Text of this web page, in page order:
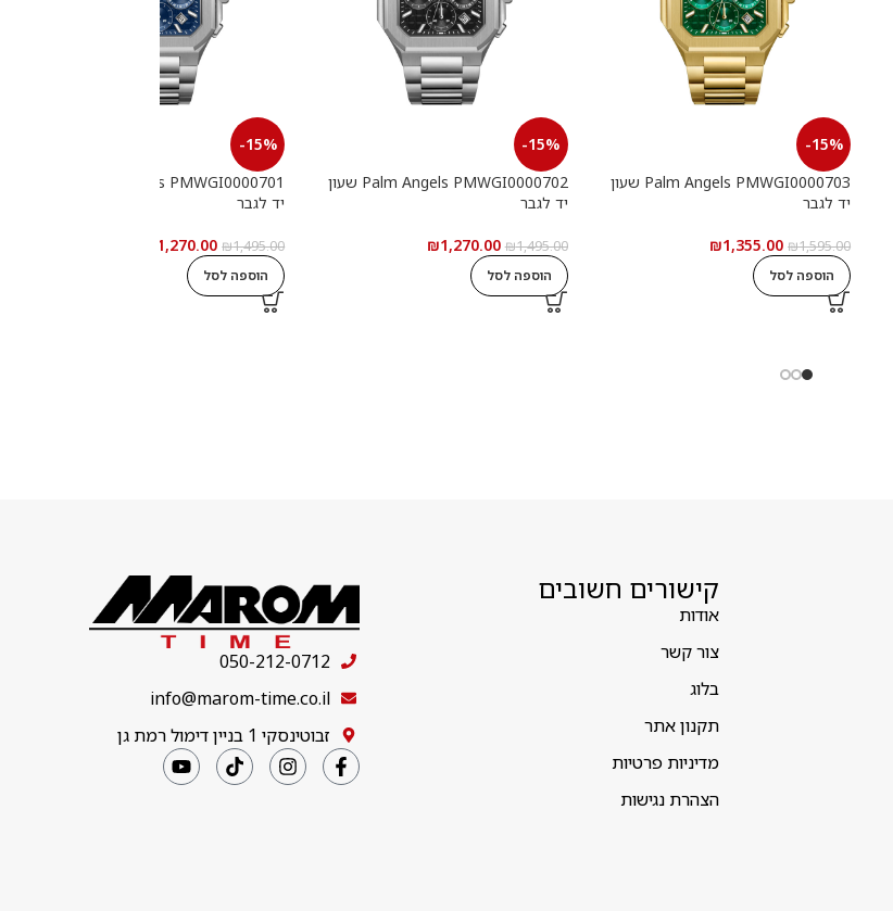
-15%
Palm Angels PMWGI0000703 שעון
יד לגבר
₪1,595.00
₪1,355.00
הוספה לסל
-15%
Palm Angels PMWGI0000702 שעון
יד לגבר
₪1,495.00
₪1,270.00
הוספה לסל
-15%
יד לגבר
₪1,495.00
1,270.00
הוספה לסל
קישורים חשובים
אודות
צור קשר
בלוג
תקנון אתר
מדיניות פרטיות
הצהרת נגישות
050-212-0712
info@marom-time.co.il
זבוטינסקי 1 בניין דימול רמת גן